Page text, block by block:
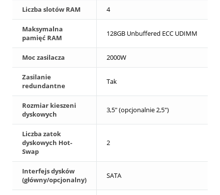
Liczba slotów RAM 4
Maksymalna
pamięć RAM
128GB Unbuffered ECC UDIMM
Moc zasilacza 2000W
Zasilanie
redundantne
Tak
Rozmiar kieszeni
dyskowych
3,5" (opcjonalnie 2,5")
Liczba zatok
dyskowych Hot-
Swap
2
Interfejs dysków
(główny/opcjonalny)
SATA